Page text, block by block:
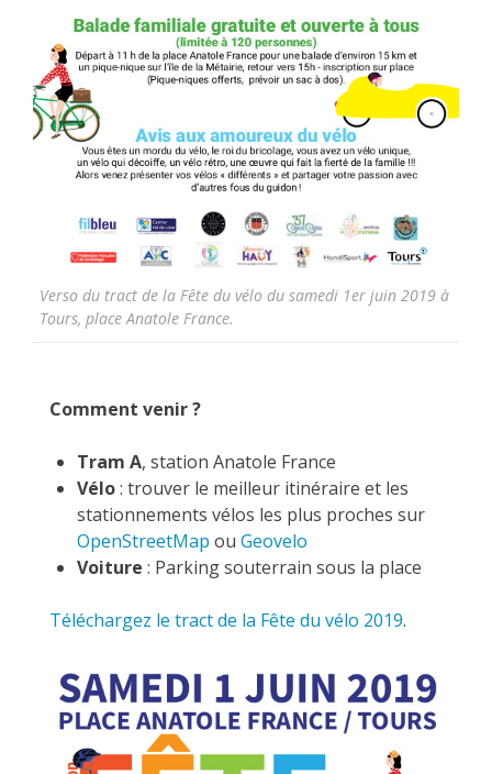
Verso du tract de la Fête du vélo du samedi 1er juin 2019 à
Tours, place Anatole France.
Comment venir ?
Tram A, station Anatole France
Vélo: trouver le meilleur itinéraire et les
stationnements vélos les plus proches sur
OpenStreetMap ou Geovelo
Voiture : Parking souterrain sous la place
Téléchargez le tract de la Fête du vélo 2019.